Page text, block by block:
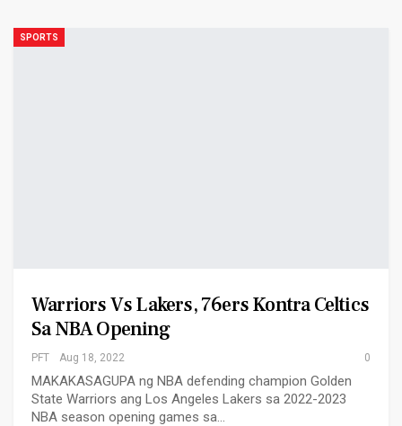
SPORTS
Warriors Vs Lakers, 76ers Kontra Celtics
Sa NBA Opening
PFT Aug 18, 2022 0
MAKAKASAGUPA ng NBA defending champion Golden
State Warriors ang Los Angeles Lakers sa 2022-2023
NBA season opening games sa…